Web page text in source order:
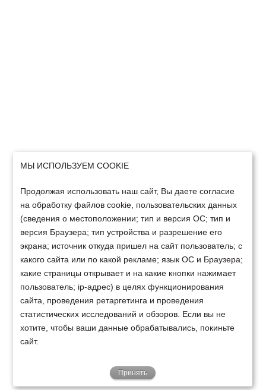
МЫ ИСПОЛЬЗУЕМ COOKIE
Продолжая использовать наш сайт, Вы даете согласие
на обработку файлов cookie, пользовательских данных
(сведения о местоположении; тип и версия ОС; тип и
версия Браузера; тип устройства и разрешение его
экрана; источник откуда пришел на сайт пользователь; с
какого сайта или по какой рекламе; язык ОС и Браузера;
какие страницы открывает и на какие кнопки нажимает
пользователь; ip-адрес) в целях функционирования
сайта, проведения ретаргетинга и проведения
статистических исследований и обзоров. Если вы не
хотите, чтобы ваши данные обрабатывались, покиньте
сайт.
Принять